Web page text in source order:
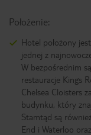
Położenie:
Hotel położony
jednej z
W bezpośrednim
restauracje Kings
Chelsea Cloisters
budynku, który
Stamtąd są
End i Waterloo